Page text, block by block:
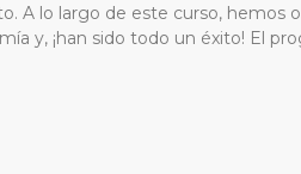
A lo largo de este curso, hemos
y, ¡han sido todo un éxito! El